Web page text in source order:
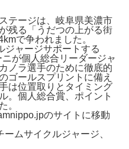
テージは、岐阜県美濃市
残る「うだつの上がる街
で争われました。
ジャージサポートする
が個人総合リーダージャ
ノラ選手のために徹底的
ゴールスプリントに備え
は位置取りとタイミング
。個人総合賞、ポイント
。
のサイトに移動
ームサイクルジャージ、